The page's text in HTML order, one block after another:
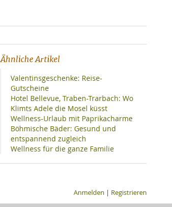
Ähnliche Artikel
Valentinsgeschenke: Reise-
Gutscheine
Hotel Bellevue, Traben-Trarbach: Wo
Klimts Adele die Mosel küsst
Wellness-Urlaub mit Paprikacharme
Böhmische Bäder: Gesund und
entspannend zugleich
Wellness für die ganze Familie
Anmelden | Registrieren